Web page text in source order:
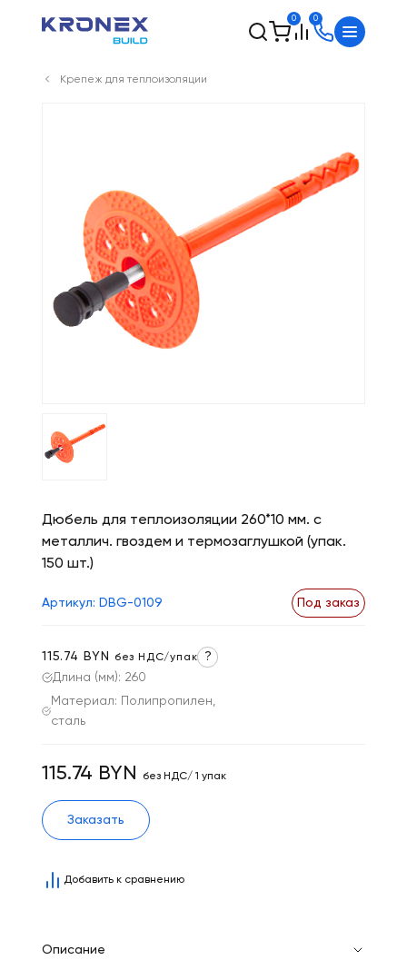
0 0
Крепеж для теплоизоляции
Дюбель для теплоизоляции 260*10 мм. с
металлич. гвоздем и термозаглушкой (упак.
150 шт.)
Артикул: DBG-0109 Под заказ
Длина (мм): 260
Материал: Полипропилен,
сталь
115.74 BYN без НДС/упак ?
115.74 BYN без НДС/ 1 упак
Заказать
Добавить к сравнению
Описание